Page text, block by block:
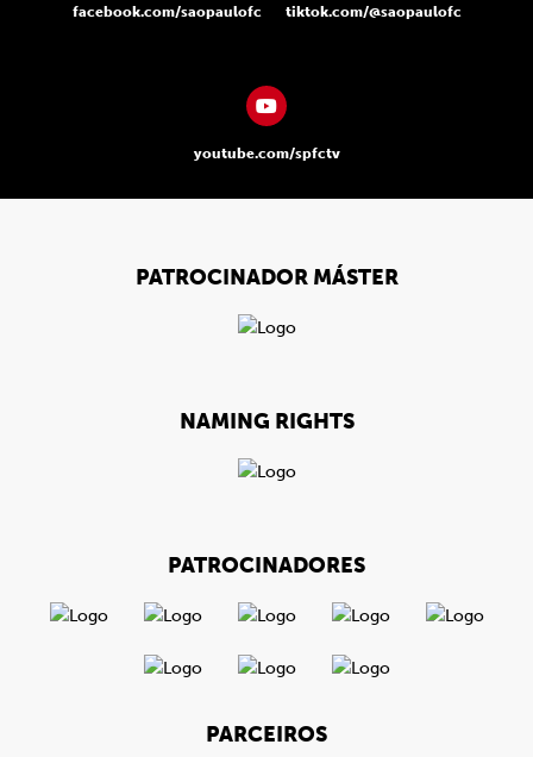
facebook.com/saopaulofc tiktok.com/@saopaulofc
youtube.com/spfctv
PATROCINADOR MÁSTER
NAMING RIGHTS
PATROCINADORES
PARCEIROS